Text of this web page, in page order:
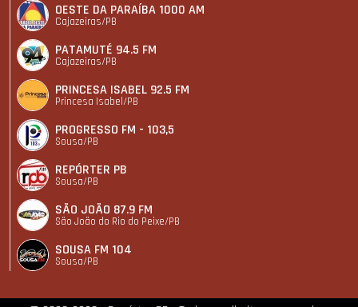
OESTE DA PARAÍBA 1000 AM
Cajazeiras/PB
PATAMUTÉ 94.5 FM
Cajazeiras/PB
PRINCESA ISABEL 92.5 FM
Princesa Isabel/PB
PROGRESSO FM - 103,5
Sousa/PB
REPÓRTER PB
Sousa/PB
SÃO JOÃO 87.9 FM
São João do Rio do Peixe/PB
SOUSA FM 104
Sousa/PB